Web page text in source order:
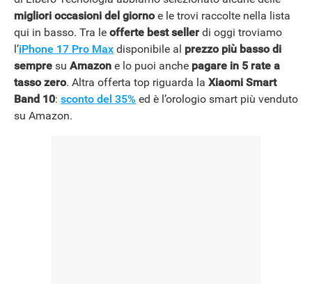
migliori occasioni del giornoe le trovi raccolte nella lista
qui in basso. Tra le offerte best seller di oggi troviamo
l’iPhone 17 Pro Max disponibile al prezzo più basso di
sempre su Amazon e lo puoi anche pagare in 5 rate a
tasso zero. Altra offerta top riguarda la Xiaomi Smart
Band 10: sconto del 35% ed è l’orologio smart più venduto
su Amazon.